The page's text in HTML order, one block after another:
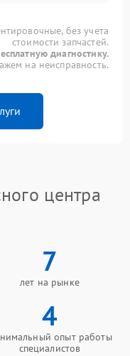
без учета
стоимости запчастей.
диагностику.
на неисправность.
центра
7
лет на рынке
4
опыт работы
специалистов